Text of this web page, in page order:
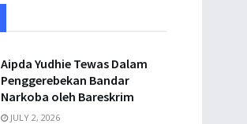
Aipda Yudhie Tewas Dalam
Penggerebekan Bandar
Narkoba oleh Bareskrim
JULY 2, 2026